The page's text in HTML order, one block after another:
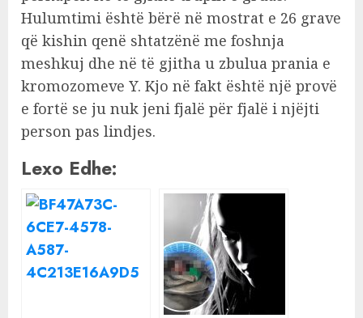
Hulumtimi është bërë në mostrat e 26 grave
që kishin qenë shtatzënë me foshnja
meshkuj dhe në të gjitha u zbulua prania e
kromozomeve Y. Kjo në fakt është një provë
e fortë se ju nuk jeni fjalë për fjalë i njëjti
person pas lindjes.
Lexo Edhe: